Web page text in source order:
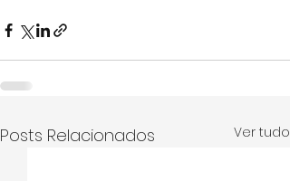
Posts Relacionados Ver tudo